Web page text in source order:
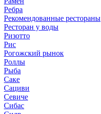
Ребра
Рекомендованные рестораны
Ресторан у воды
Ризотто
Рис
Рогожский рынок
Роллы
Рыба
Саке
Сациви
Севиче
Сибас